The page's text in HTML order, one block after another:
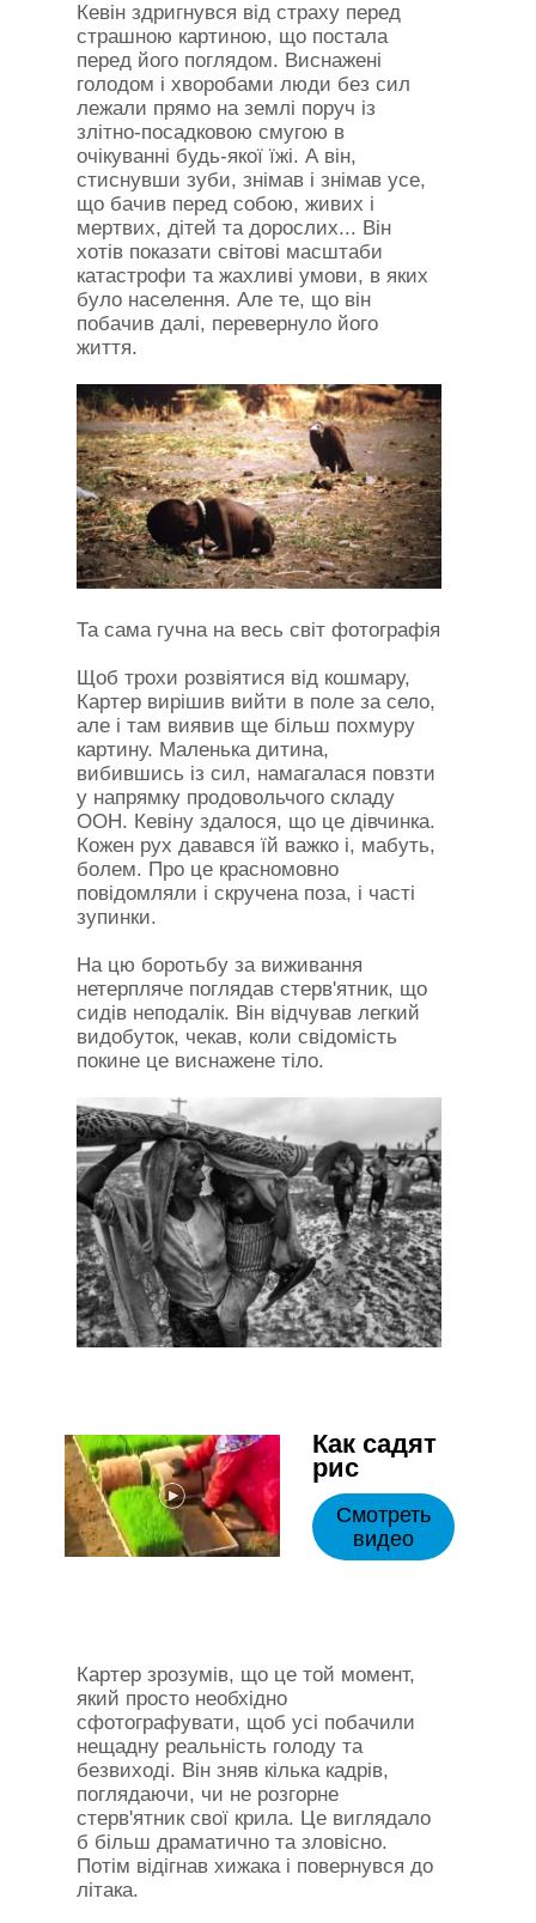
Кевін здригнувся від страху перед
страшною картиною, що постала
перед його поглядом. Виснажені
голодом і хворобами люди без сил
лежали прямо на землі поруч із
злітно-посадковою смугою в
очікуванні будь-якої їжі. А він,
стиснувши зуби, знімав і знімав усе,
що бачив перед собою, живих і
мертвих, дітей та дорослих... Він
хотів показати світові масштаби
катастрофи та жахливі умови, в яких
було населення. Але те, що він
побачив далі, перевернуло його
життя.
Та сама гучна на весь світ фотографія
Щоб трохи розвіятися від кошмару,
Картер вирішив вийти в поле за село,
але і там виявив ще більш похмуру
картину. Маленька дитина,
вибившись із сил, намагалася повзти
у напрямку продовольчого складу
ООН. Кевіну здалося, що це дівчинка.
Кожен рух давався їй важко і, мабуть,
болем. Про це красномовно
повідомляли і скручена поза, і часті
зупинки.
На цю боротьбу за виживання
нетерпляче поглядав стерв'ятник, що
сидів неподалік. Він відчував легкий
видобуток, чекав, коли свідомість
покине це виснажене тіло.
Как садят
рис
Смотреть
видео
Картер зрозумів, що це той момент,
який просто необхідно
сфотографувати, щоб усі побачили
нещадну реальність голоду та
безвиході. Він зняв кілька кадрів,
поглядаючи, чи не розгорне
стерв'ятник свої крила. Це виглядало
б більш драматично та зловісно.
Потім відігнав хижака і повернувся до
літака.